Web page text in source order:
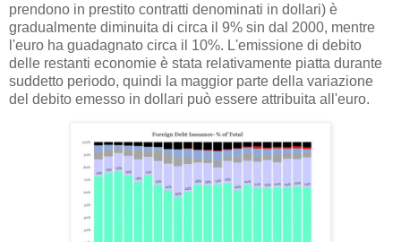
prendono in prestito contratti denominati in dollari) è
gradualmente diminuita di circa il 9% sin dal 2000, mentre
l'euro ha guadagnato circa il 10%. L'emissione di debito
delle restanti economie è stata relativamente piatta durante
suddetto periodo, quindi la maggior parte della variazione
del debito emesso in dollari può essere attribuita all'euro.